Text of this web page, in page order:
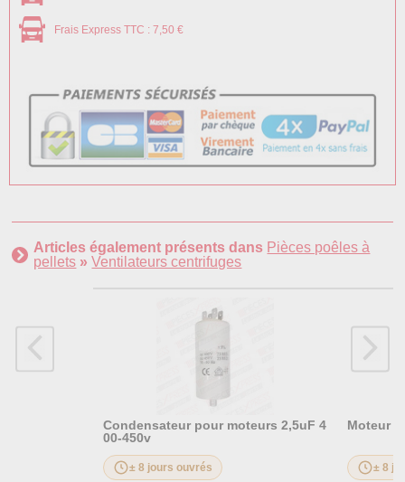
Frais Express TTC : 7,50 €
Articles également présents dans Pièces poêles à
pellets »Ventilateurs centrifuges
Condensateur pour moteurs 2,5uF 4
00-450v
± 8 jours ouvrés
Moteur
± 8